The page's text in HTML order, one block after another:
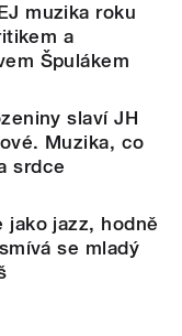
muzika roku
a
Špulákem
slaví JH
Muzika, co
srdce
jako jazz, hodně
se mladý